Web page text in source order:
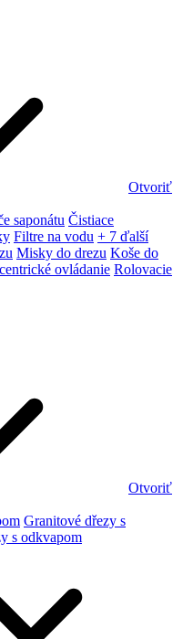
Otvoriť
saponátu Čistiace
Filtre na vodu + 7 ďalší
Misky do drezu Koše do
ovládanie Rolovacie
Otvoriť
Granitové dřezy s
s odkvapom